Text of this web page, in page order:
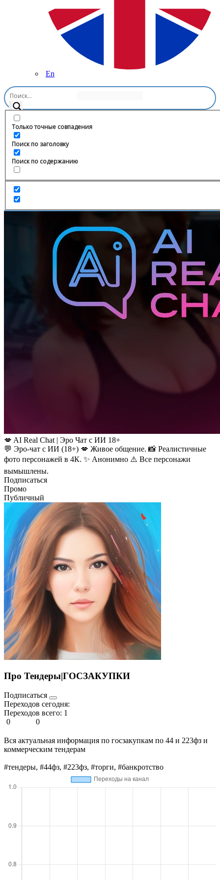
En
Только точные совпадения
Поиск по заголовку
Поиск по содержанию
Главная
💋 AI Real Chat | Эро Чат с ИИ 18+
💬 Эро-чат с ИИ (18+) 💋 Живое общение. 📸 Реалистичные
фото персонажей в 4К. ✨ Анонимно ⚠️ Все персонажи
вымышлены.
Подписаться
Промо
Публичный
Про Тендеры|ГОСЗАКУПКИ
Подписаться
Переходов сегодня:
Переходов всего: 1
0
0
Вся актуальная информация по госзакупкам по 44 и 223фз и
коммерческим тендерам
#тендеры, #44фз, #223фз, #торги, #банкротство